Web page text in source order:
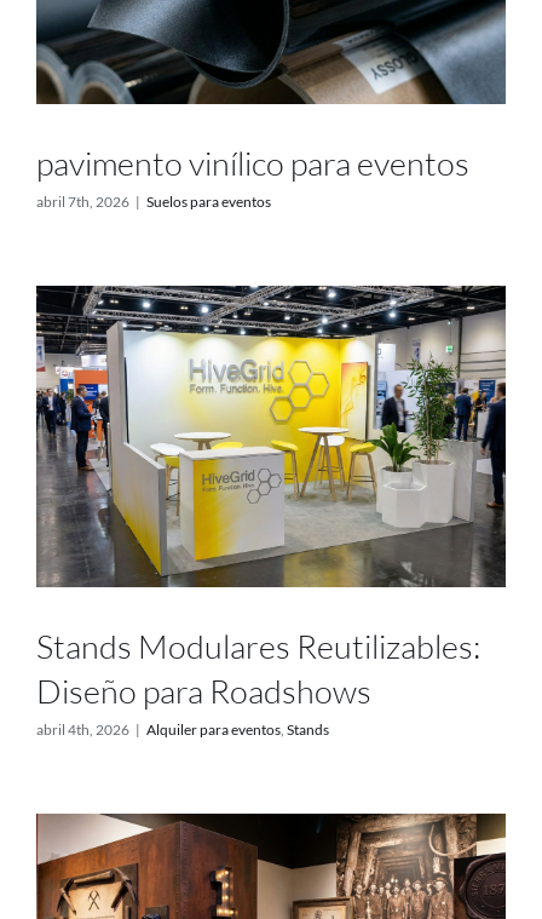
pavimento vinílico para eventos
abril 7th, 2026 | Suelos para eventos
Stands Modulares Reutilizables:
Diseño para Roadshows
abril 4th, 2026 | Alquiler para eventos, Stands